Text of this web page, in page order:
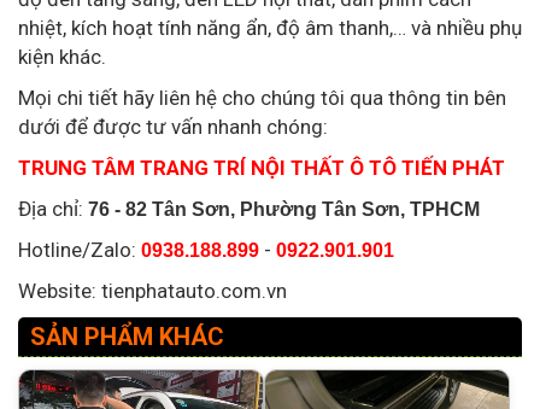
nhiệt, kích hoạt tính năng ẩn, độ âm thanh,… và nhiều phụ
kiện khác.
Mọi chi tiết hãy liên hệ cho chúng tôi qua thông tin bên
dưới để được tư vấn nhanh chóng:
TRUNG TÂM TRANG TRÍ NỘI THẤT Ô TÔ TIẾN PHÁT
Địa chỉ: 76 - 82 Tân Sơn, Phường Tân Sơn, TPHCM
Hotline/Zalo: 0938.188.899 - 0922.901.901
Website: tienphatauto.com.vn
SẢN PHẨM KHÁC